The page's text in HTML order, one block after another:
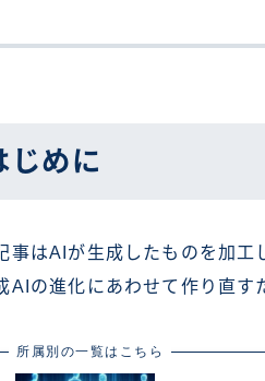
じめに
事はAIが生成したものを加工
AIの進化にあわせて作り直す
所属別の一覧はこちら